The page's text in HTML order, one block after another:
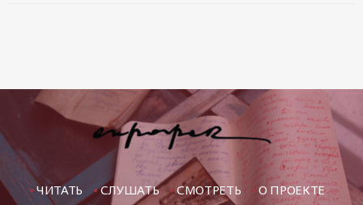
ЧИТАТЬ СЛУШАТЬ СМОТРЕТЬ О ПРОЕКТЕ